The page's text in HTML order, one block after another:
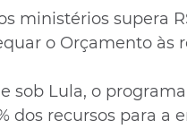
ministérios supera
o Orçamento às
sob Lula, o
dos recursos para a